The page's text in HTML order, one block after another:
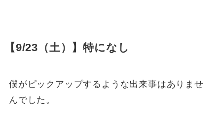
【9/23（土）】特になし
僕がピックアップするような出来事はありませ
んでした。